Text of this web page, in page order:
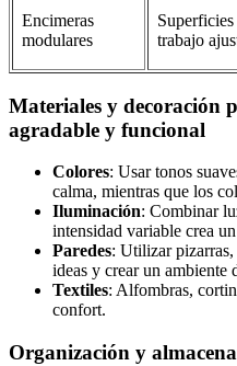
Encimeras
modulares
Superficies
trabajo
Materiales y decoración
agradable y funcional
Colores: Usar tonos
calma, mientras que los
Iluminación: Combinar
intensidad variable crea
Paredes: Utilizar pizarras,
ideas y crear un ambiente
Textiles: Alfombras,
confort.
Organización y